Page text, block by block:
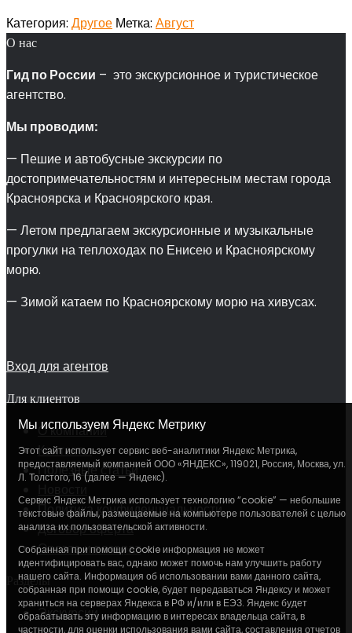
Мы используем Яндекс Метрику
Этот сайт использует сервис веб-аналитики Яндекс Метрика,
предоставляемый компанией ООО «ЯНДЕКС», 119021, Россия, Москва, ул.
Л. Толстого, 16 (далее — Яндекс).
Сервис Яндекс Метрика использует технологию “cookie” — небольшие
текстовые файлы, размещаемые на компьютере пользователей с целью
анализа их пользовательской активности.
Собранная при помощи cookie информация не может
идентифицировать вас, однако может помочь нам улучшить работу
нашего сайта. Информация об использовании вами данного сайта,
собранная при помощи cookie, будет передаваться Яндексу и может
храниться на серверах Яндекса в РФ и/или в ЕЭЗ. Яндекс будет
обрабатывать эту информацию в интересах владельца сайта, в
частности, для оценки использования вами сайта, составления отчетов
Категория: Другое Метка: Август
О нас
Гид по России – это экскурсионное и туристическое
агентство.
Мы проводим:
— Пешие и автобусные экскурсии по
достопримечательностям и интересным местам города
Красноярска и Красноярского края.
— Летом предлагаем экскурсионные и музыкальные
прогулки на теплоходах по Енисею и Красноярскому
морю.
— Зимой катаем по Красноярскому морю на хивусах.
Вход для агентов
Для клиентов
О компании
Контакты
Полезные статьи
Политика конфиденциальности
Договор оферта
Оплата и возврат
Разделы
Экскурсии